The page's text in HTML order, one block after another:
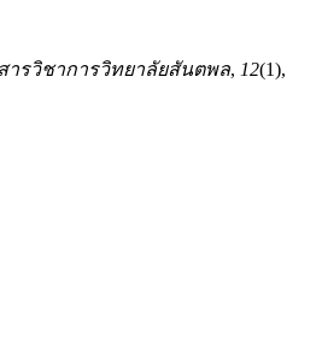
ารวิชาการวิทยาลัยสันตพล, 12(1),